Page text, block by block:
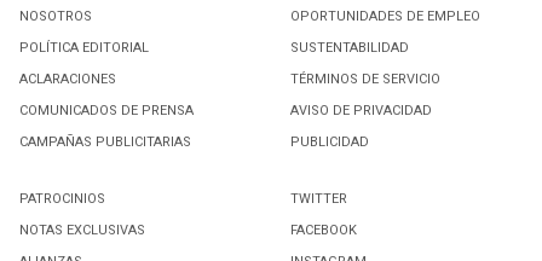
NOSOTROS
POLÍTICA EDITORIAL
ACLARACIONES
COMUNICADOS DE PRENSA
CAMPAÑAS PUBLICITARIAS
OPORTUNIDADES DE EMPLEO
SUSTENTABILIDAD
TÉRMINOS DE SERVICIO
AVISO DE PRIVACIDAD
PUBLICIDAD
PATROCINIOS
NOTAS EXCLUSIVAS
TWITTER
FACEBOOK